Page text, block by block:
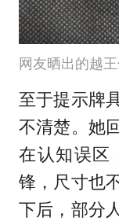
网友晒出的越
至于提示牌
不清楚。她
在认知误区
锋，尺寸也
下后，部分